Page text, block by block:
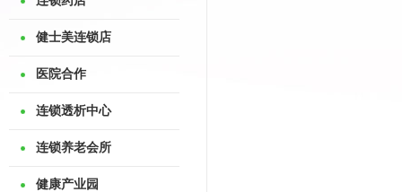
健士美连锁店
医院合作
连锁透析中心
连锁养老会所
健康产业园